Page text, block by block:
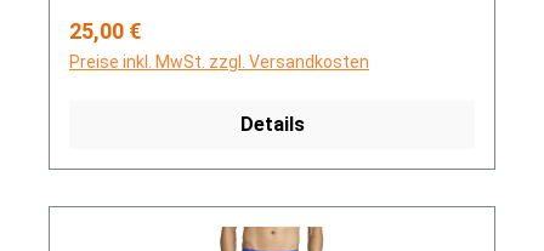
Regulärer Preis:
25,00 €
Preise inkl. MwSt. zzgl. Versandkosten
Details